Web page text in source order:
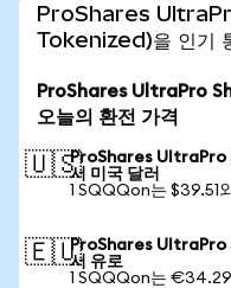
ProShares
Tokenized)을 인기
ProShares UltraPro
오늘의 환전 가격
🇺🇸ProShares UltraPro
서 미국 달러
1 SQQQon는 $39.51
🇪🇺ProShares
서 유로
1 SQQQon는